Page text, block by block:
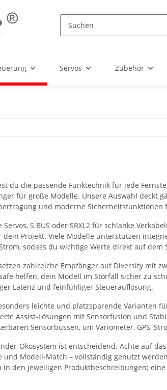
Servos Zubehör
du die passende Funktechnik für jede
für große Modelle. Unsere Auswahl deckt
und moderne
S.BUS oder SRXL2 für schlanke
Projekt. Viele Modelle unterstützen
sodass du wichtige Werte direkt auf dem
zahlreiche Empfänger auf Diversity mit
helfen, dein Modell im Störfall sicher zu
Latenz und feinfühliger Steuerauflösung.
leichte und platzsparende Varianten
Assist-Lösungen mit Sensorfusion und
Sensorbussen, um Variometer, GPS,
Ökosystem ist entscheidend. Achte auf
und Modell-Match – vollständig genutzt
den jeweiligen Produktbeschreibungen;